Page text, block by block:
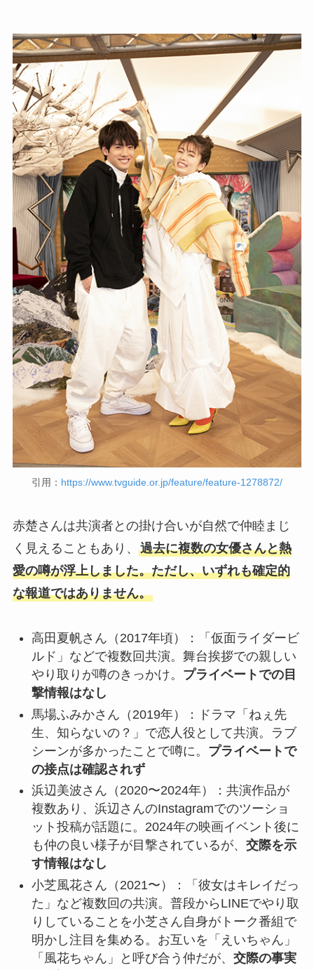
引用： https://www.tvguide.or.jp/feature/feature-1278872/
赤楚さんは共演者との掛け合いが自然で仲睦まじ
く見えることもあり、 過去に複数の女優さんと熱
愛の噂が浮上しました。ただし、いずれも確定的
な報道ではありません。
高田夏帆さん（2017年頃）：「仮面ライダービ
ルド」などで複数回共演。舞台挨拶での親しい
やり取りが噂のきっかけ。 プライベートでの目
撃情報はなし
馬場ふみかさん（2019年）：ドラマ「ねぇ先
生、知らないの？」で恋人役として共演。ラブ
シーンが多かったことで噂に。 プライベートで
の接点は確認されず
浜辺美波さん（2020〜2024年）：共演作品が
複数あり、浜辺さんのInstagramでのツーショ
ット投稿が話題に。2024年の映画イベント後に
も仲の良い様子が目撃されているが、 交際を示
す情報はなし
小芝風花さん（2021〜）：「彼女はキレイだっ
た」など複数回の共演。普段からLINEでやり取
りしていることを小芝さん自身がトーク番組で
明かし注目を集める。お互いを「えいちゃん」
「風花ちゃん」と呼び合う仲だが、 交際の事実